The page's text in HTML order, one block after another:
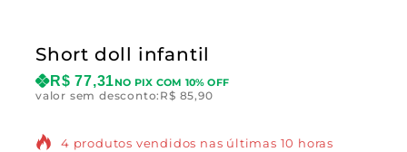
Short doll infantil
R$ 77,31NO PIX COM 10% OFF
valor sem desconto: R$ 85,90
4 produtos vendidos nas últimas 10 horas